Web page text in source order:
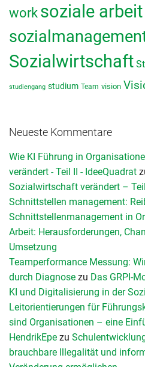
work soziale arbeit
Sozialwirtschaft
studiengang studium Team vision
Neueste Kommentare
Wie KI Führung in
verändert - Teil II - IdeeQuadrat
Sozialwirtschaft verändert –
Schnittstellen management:
Schnittstellenmanagement in
Arbeit: Herausforderungen,
Umsetzung
Teamperformance Messung:
durch Diagnose zu Das GRPI-
KI und Digitalisierung in der
Leitorientierungen für
sind Organisationen – eine
HendrikEpe zu
brauchbare Illegalität und